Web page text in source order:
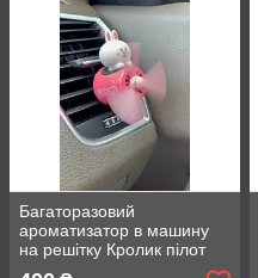
Багаторазовий
ароматизатор в машину
на решітку Кролик пілот
Коні , Ароматизатор в